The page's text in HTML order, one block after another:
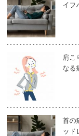
イフ
肩こ
なる
首の
ッド